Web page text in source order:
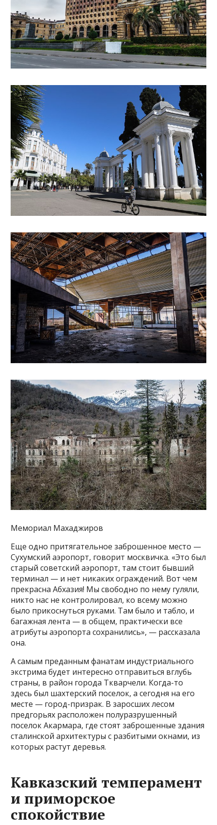
Мемориал Махаджиров
Еще одно притягательное заброшенное место —
Сухумский аэропорт, говорит москвичка. «Это был
старый советский аэропорт, там стоит бывший
терминал — и нет никаких ограждений. Вот чем
прекрасна Абхазия! Мы свободно по нему гуляли,
никто нас не контролировал, ко всему можно
было прикоснуться руками. Там было и табло, и
багажная лента — в общем, практически все
атрибуты аэропорта сохранились», — рассказала
она.
А самым преданным фанатам индустриального
экстрима будет интересно отправиться вглубь
страны, в район города Ткварчели. Когда-то
здесь был шахтерский поселок, а сегодня на его
месте — город-призрак. В заросших лесом
предгорьях расположен полуразрушенный
поселок Акармара, где стоят заброшенные здания
сталинской архитектуры с разбитыми окнами, из
которых растут деревья.
Кавказский темперамент
и приморское
спокойствие